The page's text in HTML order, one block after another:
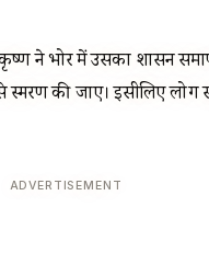
ने भोर में उसका शासन
की जाए। इसीलिए लोग
ADVERTISEMENT